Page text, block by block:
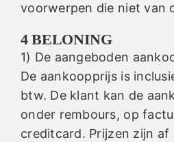
voorwerpen die niet van
4 BELONING
1) De aangeboden
De aankoopprijs is
btw. De klant kan de
onder rembours, op
creditcard. Prijzen zijn af